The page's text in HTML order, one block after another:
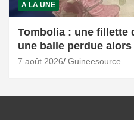
A LA UNE
Tombolia : une fillette
une balle perdue
7 août 2026 Guineesource